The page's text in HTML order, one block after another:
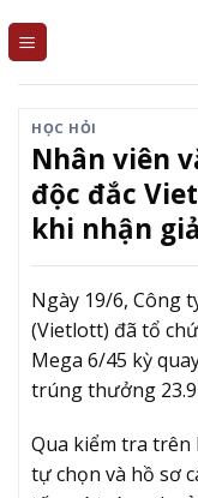
HỌC HỎI
Nhân viên
độc đắc
khi nhận
Ngày 19/6, Công
(Vietlott) đã tổ
Mega 6/45 kỳ
trúng thưởng
Qua kiểm tra trên
tự chọn và hồ sơ